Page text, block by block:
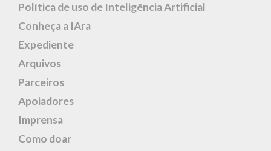
Política de uso de Inteligência Artificial
Conheça a IAra
Expediente
Arquivos
Parceiros
Apoiadores
Imprensa
Como doar